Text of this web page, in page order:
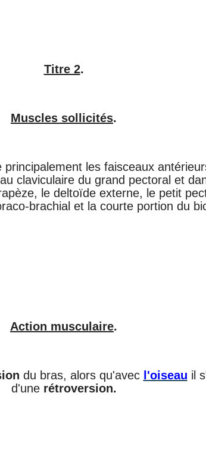
Titre 2.
Muscles sollicités.
principalement les faisceaux
claviculaire du grand pectoral et
le deltoïde externe, le petit
brachial et la courte portion du
Action musculaire.
du bras, alors qu'avec l'oiseau il
d'une rétroversion.